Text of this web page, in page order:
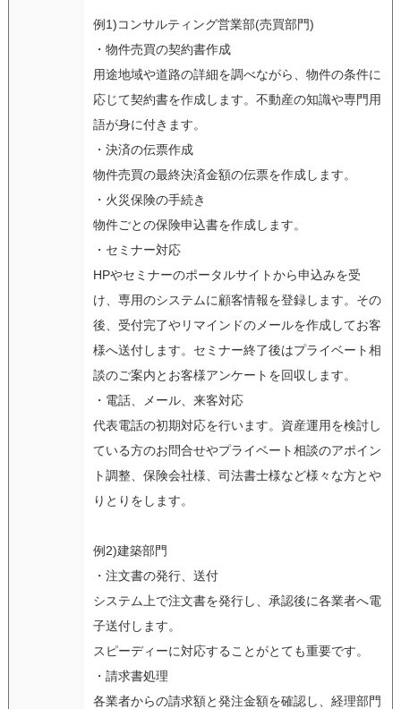
例1)コンサルティング営業部(売買部門)
・物件売買の契約書作成
用途地域や道路の詳細を調べながら、物件の条件に
応じて契約書を作成します。不動産の知識や専門用
語が身に付きます。
・決済の伝票作成
物件売買の最終決済金額の伝票を作成します。
・火災保険の手続き
物件ごとの保険申込書を作成します。
・セミナー対応
HPやセミナーのポータルサイトから申込みを受
け、専用のシステムに顧客情報を登録します。その
後、受付完了やリマインドのメールを作成してお客
様へ送付します。セミナー終了後はプライベート相
談のご案内とお客様アンケートを回収します。
・電話、メール、来客対応
代表電話の初期対応を行います。資産運用を検討し
ている方のお問合せやプライベート相談のアポイン
ト調整、保険会社様、司法書士様など様々な方とや
りとりをします。
例2)建築部門
・注文書の発行、送付
システム上で注文書を発行し、承認後に各業者へ電
子送付します。
スピーディーに対応することがとても重要です。
・請求書処理
各業者からの請求額と発注金額を確認し、経理部門